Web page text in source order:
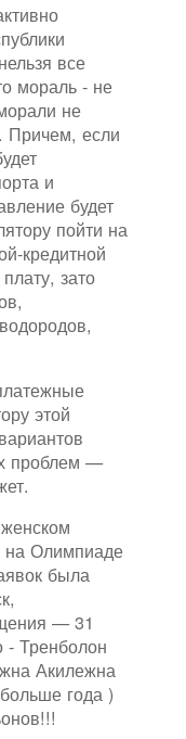
все
мораль - не
не
Причем, если
и
будет
пойти на
кредитной
зато
этой
проблем —
на Олимпиаде
была
— 31
- Тренболон
Акилежна
года )